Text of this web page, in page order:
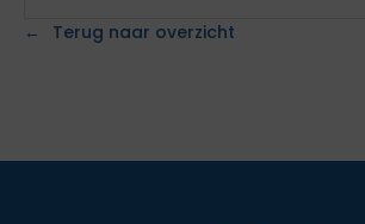
Terug naar overzicht